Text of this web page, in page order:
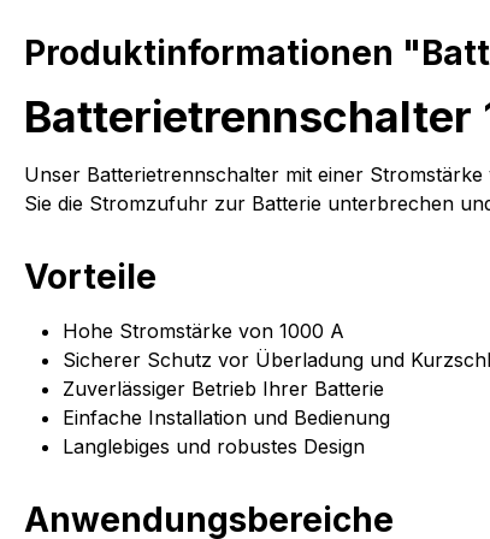
Produktinformationen
Batterietrennschalter
Unser Batterietrennschalter mit einer
Sie die Stromzufuhr zur Batterie unterbrechen
Vorteile
Hohe Stromstärke von 1000 A
Sicherer Schutz vor Überladung und
Zuverlässiger Betrieb Ihrer Batterie
Einfache Installation und Bedienung
Langlebiges und robustes Design
Anwendungsbereiche